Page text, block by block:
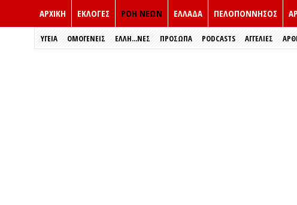
ΑΡΧΙΚΗ ΕΚΛΟΓΈΣ ΡΟΗ ΝΕΩΝ ΕΛΛΑΔΑ ΠΕΛΟΠΟΝΝΗΣΟΣ
ΥΓΕΙΑ ΟΜΟΓΕΝΕΙΣ ΈΛΛΗ...ΝΕΣ ΠΡΌΣΩΠΑ PODCASTS ΑΓΓΕΛΙΕΣ